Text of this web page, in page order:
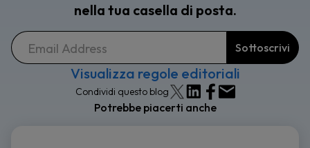
nella tua casella di posta.
Visualizza regole editoriali
Condividi questo blog
Potrebbe piacerti anche